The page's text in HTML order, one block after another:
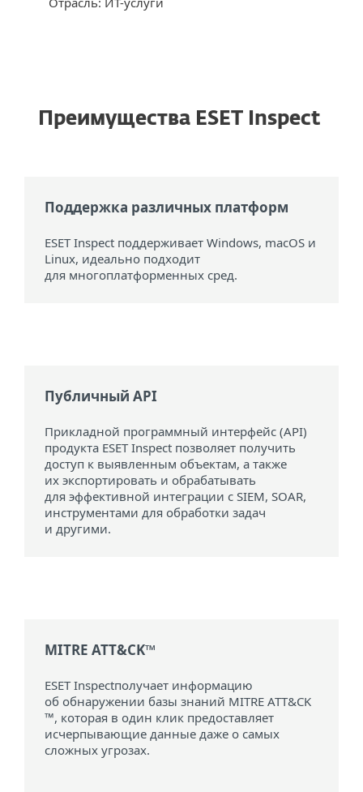
Преимущества ESET Inspect
Поддержка различных платформ
ESET Inspect поддерживает Windows, macOS и
Linux, идеально подходит
для многоплатформенных сред.
Публичный API
Прикладной программный интерфейс (API)
продукта ESET Inspect позволяет получить
доступ к выявленным объектам, а также
их экспортировать и обрабатывать
для эффективной интеграции с SIEM, SOAR,
инструментами для обработки задач
и другими.
MITRE ATT&CK™
ESET Inspectполучает информацию
об обнаружении базы знаний MITRE ATT&CK
™, которая в один клик предоставляет
исчерпывающие данные даже о самых
сложных угрозах.